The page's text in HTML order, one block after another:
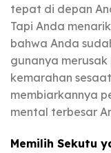
tepat di depan
Tapi Anda
bahwa Anda
gunanya
kemarahan
membiarkannya
mental terbesar
Memilih Sekutu